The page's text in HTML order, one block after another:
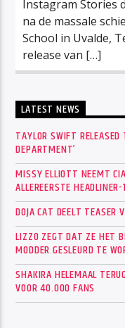
Instagram Stories
na de massale
School in Uvalde,
release van […]
LATEST NEWS
TAYLOR SWIFT
DEPARTMENT’
MISSY ELLIOTT NEEMT
ALLEREERSTE
DOJA CAT DEELT TEASER
LIZZO ZEGT DAT ZE HET
MODDER GESLEURD TE
SHAKIRA HELEMAAL
VOOR 40.000 FANS